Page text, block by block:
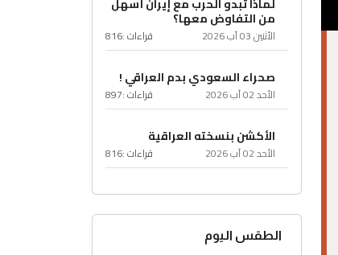
من التفاوض معها؟
الأثنين 03 آب 2026 قراءات :816
صحراء السعودي بدم العراقي !
الأحد 02 آب 2026 قراءات :897
الأكشن بنسخته العراقية
الأحد 02 آب 2026 قراءات :816
الطقس اليوم